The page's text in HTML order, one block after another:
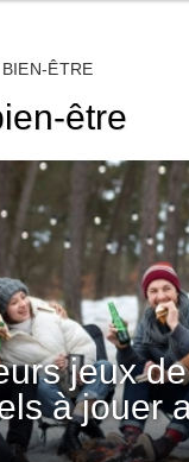
ÊTRE
être
jeux
à jouer